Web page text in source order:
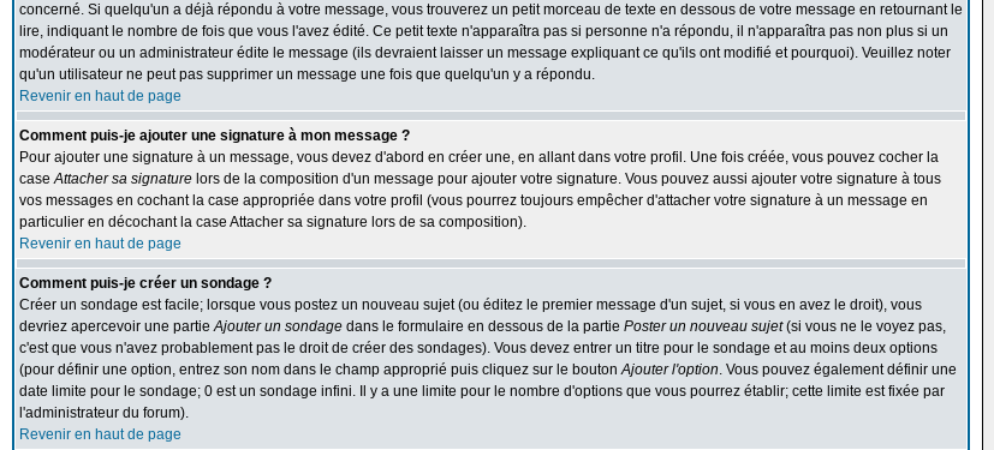
concerné. Si quelqu'un a déjà répondu à votre message, vous trouverez un petit morceau de texte en dessous de votre message en retournant le
lire, indiquant le nombre de fois que vous l'avez édité. Ce petit texte n'apparaîtra pas si personne n'a répondu, il n'apparaîtra pas non plus si un
modérateur ou un administrateur édite le message (ils devraient laisser un message expliquant ce qu'ils ont modifié et pourquoi). Veuillez noter
qu'un utilisateur ne peut pas supprimer un message une fois que quelqu'un y a répondu.
Revenir en haut de page
Comment puis-je ajouter une signature à mon message ?
Pour ajouter une signature à un message, vous devez d'abord en créer une, en allant dans votre profil. Une fois créée, vous pouvez cocher la
caseAttacher sa signature lors de la composition d'un message pour ajouter votre signature. Vous pouvez aussi ajouter votre signature à tous
vos messages en cochant la case appropriée dans votre profil (vous pourrez toujours empêcher d'attacher votre signature à un message en
particulier en décochant la case Attacher sa signature lors de sa composition).
Revenir en haut de page
Comment puis-je créer un sondage ?
Créer un sondage est facile; lorsque vous postez un nouveau sujet (ou éditez le premier message d'un sujet, si vous en avez le droit), vous
devriez apercevoir une partieAjouter un sondage dans le formulaire en dessous de la partie Poster un nouveau sujet(si vous ne le voyez pas,
c'est que vous n'avez probablement pas le droit de créer des sondages). Vous devez entrer un titre pour le sondage et au moins deux options
(pour définir une option, entrez son nom dans le champ approprié puis cliquez sur le boutonAjouter l'option. Vous pouvez également définir une
date limite pour le sondage; 0 est un sondage infini. Il y a une limite pour le nombre d'options que vous pourrez établir; cette limite est fixée par
l'administrateur du forum).
Revenir en haut de page